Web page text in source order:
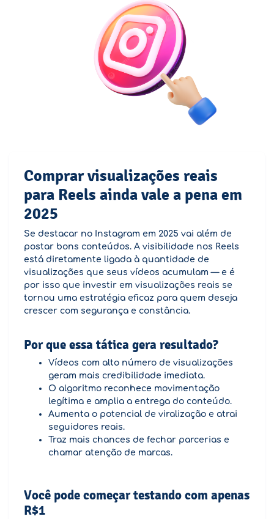
Comprar visualizações reais
para Reels ainda vale a pena em
2025
Se destacar no Instagram em 2025 vai além de
postar bons conteúdos. A visibilidade nos Reels
está diretamente ligada à quantidade de
visualizações que seus vídeos acumulam — e é
por isso que investir em visualizações reais se
tornou uma estratégia eficaz para quem deseja
crescer com segurança e constância.
Por que essa tática gera resultado?
Vídeos com alto número de visualizações
geram mais credibilidade imediata.
O algoritmo reconhece movimentação
legítima e amplia a entrega do conteúdo.
Aumenta o potencial de viralização e atrai
seguidores reais.
Traz mais chances de fechar parcerias e
chamar atenção de marcas.
Você pode começar testando com apenas
R$1